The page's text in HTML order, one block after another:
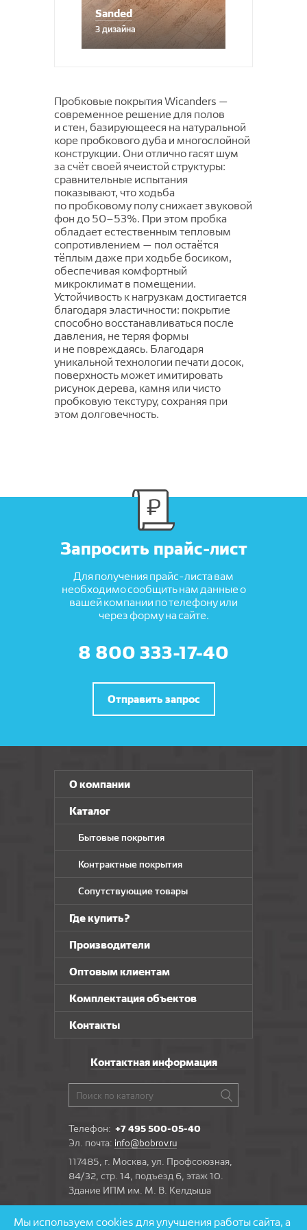
Glory
SIRIUS
Soft
Вирджиния
Дольче
Energy
Эконом
Sanded
3 дизайна
Пробковые покрытия Wicanders —
современное решение для полов
и стен, базирующееся на натуральной
коре пробкового дуба и многослойной
конструкции. Они отлично гасят шум
за счёт своей ячеистой структуры:
сравнительные испытания
показывают, что ходьба
по пробковому полу снижает звуковой
фон до 50–53%. При этом пробка
обладает естественным тепловым
сопротивлением — пол остаётся
тёплым даже при ходьбе босиком,
обеспечивая комфортный
микроклимат в помещении.
Устойчивость к нагрузкам достигается
благодаря эластичности: покрытие
способно восстанавливаться после
давления, не теряя формы
и не повреждаясь. Благодаря
уникальной технологии печати досок,
поверхность может имитировать
рисунок дерева, камня или чисто
пробковую текстуру, сохраняя при
этом долговечность.
Запросить прайс-лист
Для получения прайс-листа вам
необходимо сообщить нам данные о
вашей компании по телефону или
через форму на сайте.
8 800 333-17-40
Отправить запрос
О компании
Каталог
Бытовые покрытия
Контрактные покрытия
Сопутствующие товары
Где купить?
Производители
Оптовым клиентам
Комплектация объектов
Контакты
Контактная информация
Телефон: +7 495 500-05-40
Эл. почта: info@bobrov.ru
117485, г. Москва, ул. Профсоюзная,
84/32, стр. 14, подъезд 6, этаж 10.
Здание ИПМ им. М. В. Келдыша
Задать вопрос
Мы используем cookies для улучшения работы сайта, а